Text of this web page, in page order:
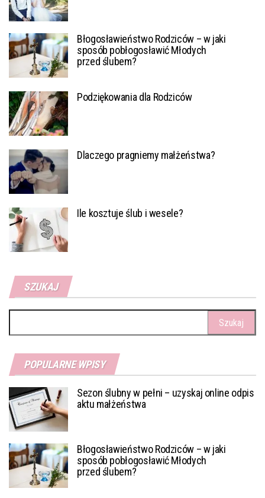
Błogosławieństwo Rodziców – w jaki
sposób pobłogosławić Młodych
przed ślubem?
Podziękowania dla Rodziców
Dlaczego pragniemy małżeństwa?
Ile kosztuje ślub i wesele?
SZUKAJ
POPULARNE WPISY
Sezon ślubny w pełni – uzyskaj online odpis
aktu małżeństwa
Błogosławieństwo Rodziców – w jaki
sposób pobłogosławić Młodych
przed ślubem?